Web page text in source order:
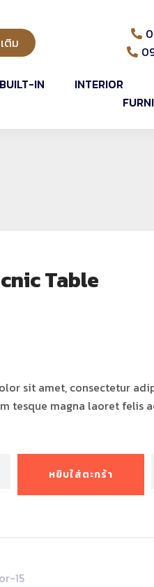
ติม
BUILT-IN INTERIOR
Table
sit amet, consectetur
tesque magna laoret felis
หยิบใส่ตะกร้า
15